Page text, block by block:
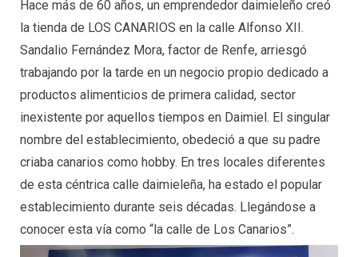
Hace más de 60 años, un emprendedor daimieleño creó
la tienda de LOS CANARIOS en la calle Alfonso XII.
Sandalio Fernández Mora, factor de Renfe, arriesgó
trabajando por la tarde en un negocio propio dedicado a
productos alimenticios de primera calidad, sector
inexistente por aquellos tiempos en Daimiel. El singular
nombre del establecimiento, obedeció a que su padre
criaba canarios como hobby. En tres locales diferentes
de esta céntrica calle daimieleña, ha estado el popular
establecimiento durante seis décadas. Llegándose a
conocer esta vía como “la calle de Los Canarios”.